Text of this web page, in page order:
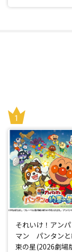
それいけ！アン
マン パンタン
束の星(2026劇場